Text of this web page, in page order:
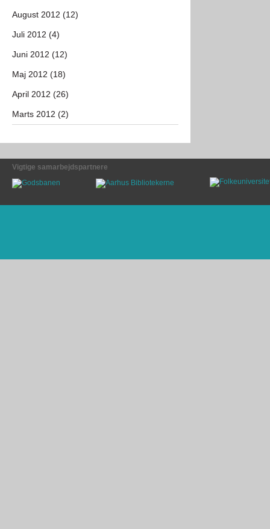
August 2012 (12)
Juli 2012 (4)
Juni 2012 (12)
Maj 2012 (18)
April 2012 (26)
Marts 2012 (2)
Vigtige samarbejdspartnere